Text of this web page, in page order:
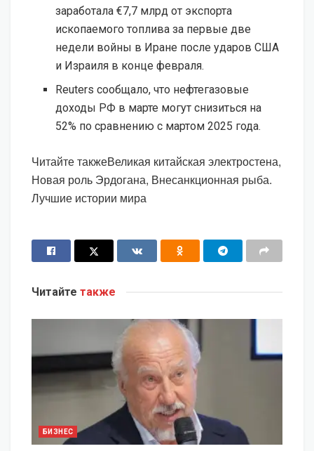
заработала €7,7 млрд от экспорта
ископаемого топлива за первые две
недели войны в Иране после ударов США
и Израиля в конце февраля.
Reuters сообщало, что нефтегазовые
доходы РФ в марте могут снизиться на
52% по сравнению с мартом 2025 года.
Читайте такжеВеликая китайская электростена,
Новая роль Эрдогана, Внесанкционная рыба.
Лучшие истории мира
Читайте также
БИЗНЕС